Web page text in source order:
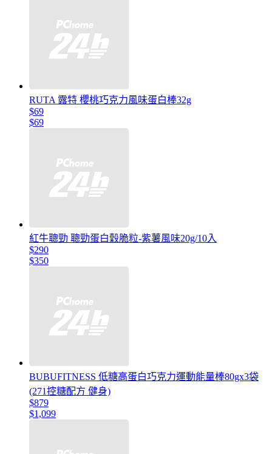
RUTA 露特 櫻桃巧克力風味蛋白棒32g
$69
$69
紅牛聰勁 聰勁蛋白穀脆粒-紫薯風味20g/10入
$290
$350
BUBUFITNESS 低糖高蛋白巧克力運動能量棒80gx3袋
(271控糖配方 健身)
$879
$1,099